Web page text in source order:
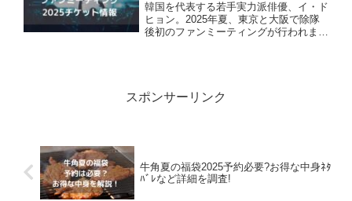
韓国を代表する若手実力派俳優、イ・ド
ヒョン。2025年夏、東京と大阪で除隊
後初のファンミーティングが行われま
スポンサーリンク
牛角夏の福袋2025予約必要?お得な中身ﾈﾀ
ﾊﾞﾚなど詳細を調査!